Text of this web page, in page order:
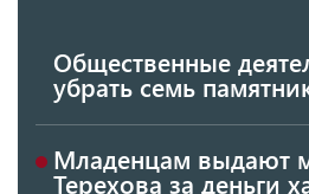
Общественные
убрать семь
Младенцам выдают
Терехова за деньги